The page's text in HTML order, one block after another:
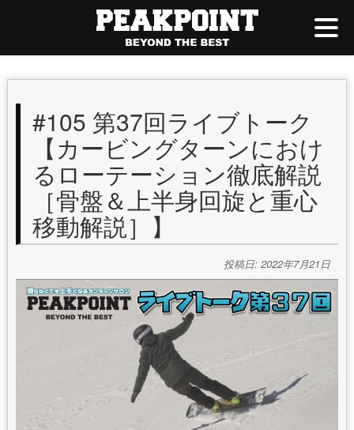
#105 第37回ライブトーク
【カービングターンにおけ
るローテーション徹底解説
［骨盤＆上半身回旋と重心
移動解説］】
投稿日: 2022年7月21日